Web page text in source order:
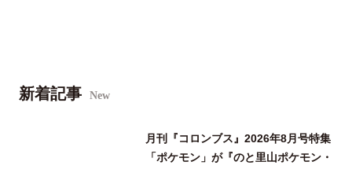
新着記事 New
月刊『コロンブス』2026年8月号特集
「ポケモン」が『のと里山ポケモン・